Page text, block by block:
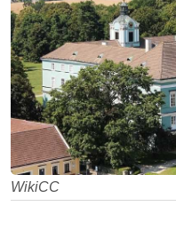
WikiCC